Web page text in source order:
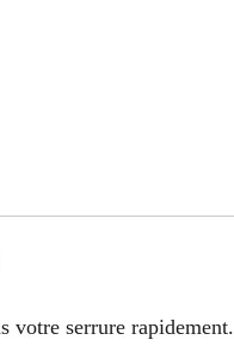
votre serrure rapidement.